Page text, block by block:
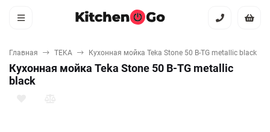
Главная TEKA Кухонная мойка Teka Stone 50 B-TG metallic black
Кухонная мойка Teka Stone 50 B-TG metallic
black